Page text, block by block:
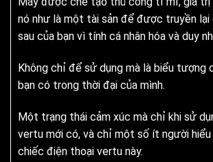
nó như là một tài sản để được truyền
sau của bạn vì tính cá nhân hóa và duy
Không chỉ để sử dụng mà là biểu tượng
bạn có trong thời đại của mình.
Một trạng thái cảm xúc mà chỉ khi sử
vertu mới có, và chỉ một số ít người
chiếc điện thoại vertu này.